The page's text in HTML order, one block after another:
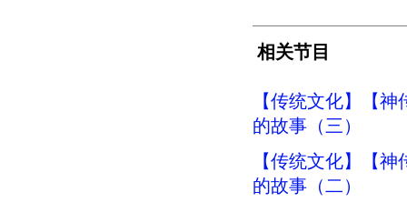
相关节目
【传统文化】【
的故事（三）
【传统文化】【
的故事（二）